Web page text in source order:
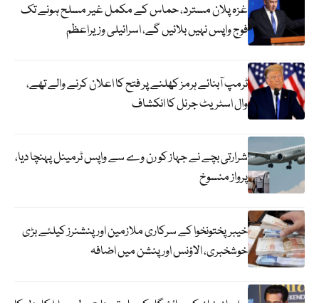
غزہ پلان مسترد، حماس کے مکمل غیر مسلح ہونے تک
فوج واپس نہیں بلائیں گے، اسرائیلی وزیراعظم
ٹرمپ آبنائے ہرمز کھلنے پر فتح کا اعلان کرنے والے تھے،
وال اسٹریٹ جرنل کا انکشاف
شرارتی بچے نے جہاز کو رن وے سے واپس ٹرمینل پہنچا دیا،
پرواز منسوخ
خیبرپختونخوا کے سرکاری ملازمین اور پنشنرز کیلئے بڑی
خوشخبری، الاؤنس اور پنشن میں اضافہ